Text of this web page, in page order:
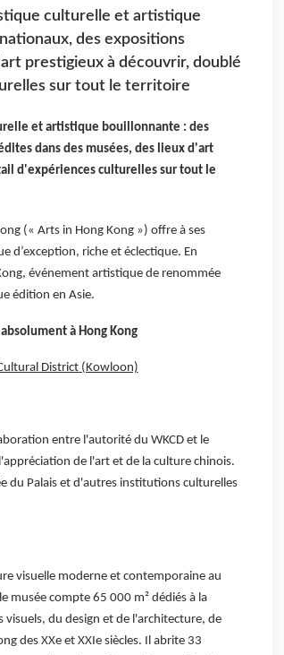
culturelle et artistique
des expositions
prestigieux à découvrir, doublé
sur tout le territoire
et artistique bouillonnante : des
dans des musées, des lieux d'art
d'expériences culturelles sur tout le
(« Arts in Hong Kong ») offre à ses
d’exception, riche et éclectique. En
événement artistique de renommée
édition en Asie.
à Hong Kong
District (Kowloon)
entre l'autorité du WKCD et le
de l'art et de la culture chinois.
du Palais et d'autres institutions culturelles
visuelle moderne et contemporaine au
musée compte 65 000 m² dédiés à la
du design et de l'architecture, de
des XXe et XXIe siècles. Il abrite 33